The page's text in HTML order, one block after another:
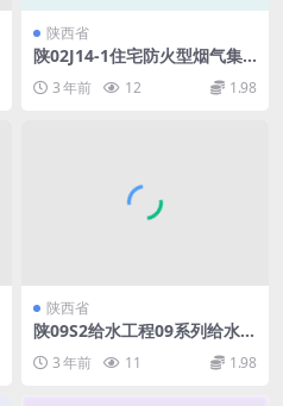
陕西省
陕02J14-1住宅防火型烟气集
3 年前 12 1.98
陕西省
陕09S2给水工程09系列给水排
3 年前 11 1.98